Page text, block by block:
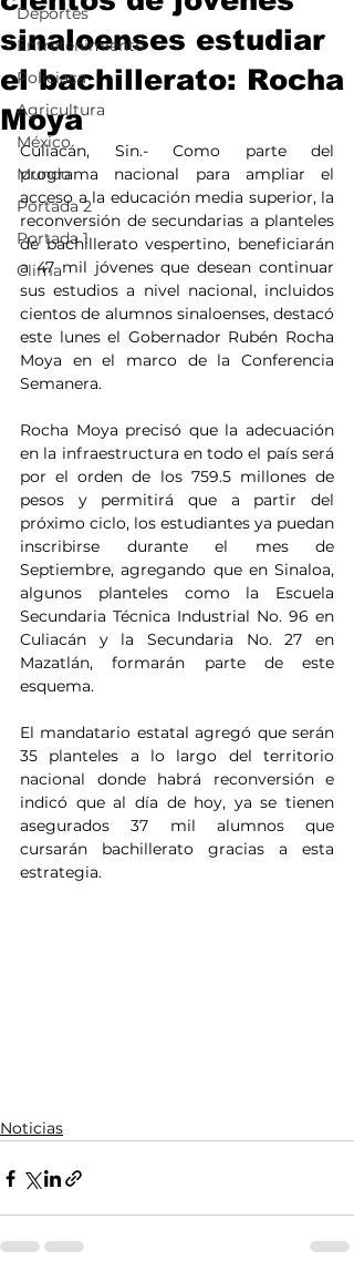
Deportes
Entretenimiento
Policiaca
Agricultura
México
Mundo
Portada 2
Portada 1
Clima
sinaloenses estudiar
el bachillerato: Rocha
Moya
Culiacán, Sin.- Como parte del
programa nacional para ampliar el
acceso a la educación media superior, la
reconversión de secundarias a planteles
de bachillerato vespertino, beneficiarán
a 47 mil jóvenes que desean continuar
sus estudios a nivel nacional, incluidos
cientos de alumnos sinaloenses, destacó
este lunes el Gobernador Rubén Rocha
Moya en el marco de la Conferencia
Semanera.
Rocha Moya precisó que la adecuación
en la infraestructura en todo el país será
por el orden de los 759.5 millones de
pesos y permitirá que a partir del
próximo ciclo, los estudiantes ya puedan
inscribirse durante el mes de
Septiembre, agregando que en Sinaloa,
algunos planteles como la Escuela
Secundaria Técnica Industrial No. 96 en
Culiacán y la Secundaria No. 27 en
Mazatlán, formarán parte de este
esquema.
El mandatario estatal agregó que serán
35 planteles a lo largo del territorio
nacional donde habrá reconversión e
indicó que al día de hoy, ya se tienen
asegurados 37 mil alumnos que
cursarán bachillerato gracias a esta
estrategia.
Noticias